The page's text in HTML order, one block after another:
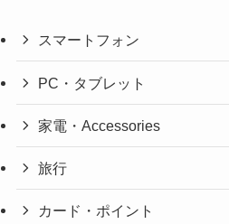
スマートフォン
PC・タブレット
家電・Accessories
旅行
カード・ポイント